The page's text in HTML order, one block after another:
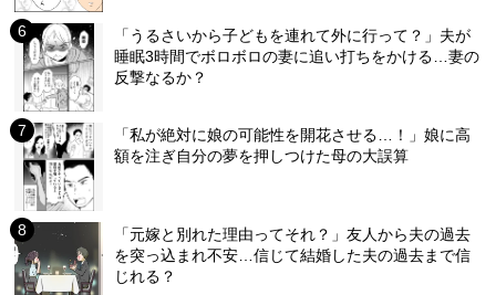
「うるさいから子どもを連れて外に行って？」夫が
睡眠3時間でボロボロの妻に追い打ちをかける…妻の
反撃なるか？
「私が絶対に娘の可能性を開花させる…！」娘に高
額を注ぎ自分の夢を押しつけた母の大誤算
「元嫁と別れた理由ってそれ？」友人から夫の過去
を突っ込まれ不安…信じて結婚した夫の過去まで信
じれる？